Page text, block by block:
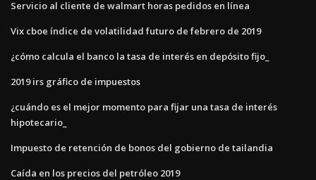
Servicio al cliente de walmart horas pedidos en línea
Vix cboe índice de volatilidad futuro de febrero de 2019
¿cómo calcula el banco la tasa de interés en depósito fijo_
2019 irs gráfico de impuestos
¿cuándo es el mejor momento para fijar una tasa de interés
hipotecario_
Impuesto de retención de bonos del gobierno de tailandia
Caída en los precios del petróleo 2019